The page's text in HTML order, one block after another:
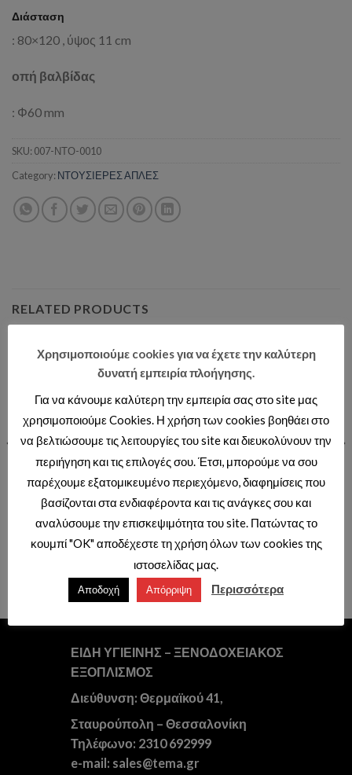
Διάσταση
: 80×120 , ύψος 11 cm
οπή βαλβίδας
: Φ60 mm
SKU: 007-ΝΤΟ-0010
Category: ΝΤΟΥΣΙΕΡΕΣ ΑΠΛΕΣ
RELATED PRODUCTS
Add to wishlist
ΝΤΟΥΣΙΕΡΕΣ ΑΠΛΕΣ
ΝΤΟΥΣΙΕΡΑ ΠΟΡΣΕΛΑΝΗΣ
80x80x10cm 1/4 ΚΥΚΛΟΥ
(SI8080R)
Τιμές διαθέσιμες μόνο με κωδικό
επαγγελματιών.
Add to wishlist
ΝΤΟΥΣΙΕΡΕΣ ΑΠΛΕΣ
ΝΤΟΥΣΙΕΡΑ ΠΟΡΣΕΛΑΝΗΣ
90x90x10cm (SI9090)
Τιμές διαθέσιμες μόνο με κωδικό
επαγγελματιών.
ΕΙΔΗ ΥΓΙΕΙΝΗΣ – ΞΕΝΟΔΟΧΕΙΑΚΟΣ
ΕΞΟΠΛΙΣΜΟΣ
Διεύθυνση: Θερμαϊκού 41,
Σταυρούπολη – Θεσσαλονίκη
Τηλέφωνο: 2310 692999
e-mail: sales@tema.gr
Χρησιμοποιούμε cookies για να έχετε την καλύτερη
δυνατή εμπειρία πλοήγησης.
Για να κάνουμε καλύτερη την εμπειρία σας στο site μας
χρησιμοποιούμε Cookies. Η χρήση των cookies βοηθάει στο
να βελτιώσουμε τις λειτουργίες του site και διευκολύνουν την
περιήγηση και τις επιλογές σου. Έτσι, μπορούμε να σου
παρέχουμε εξατομικευμένο περιεχόμενο, διαφημίσεις που
βασίζονται στα ενδιαφέροντα και τις ανάγκες σου και
αναλύσουμε την επισκεψιμότητα του site. Πατώντας το
κουμπί "OK" αποδέχεστε τη χρήση όλων των cookies της
ιστοσελίδας μας.
Αποδοχή Απόρριψη Περισσότερα